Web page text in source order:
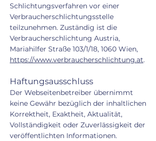
Schlichtungsverfahren vor einer
Verbraucherschlichtungsstelle
teilzunehmen. Zuständig ist die
Verbraucherschlichtung Austria,
Mariahilfer Straße 103/1/18, 1060 Wien,
https://www.verbraucherschlichtung.at.
Haftungsausschluss
Der Webseitenbetreiber übernimmt
keine Gewähr bezüglich der inhaltlichen
Korrektheit, Exaktheit, Aktualität,
Vollständigkeit oder Zuverlässigkeit der
veröffentlichten Informationen.